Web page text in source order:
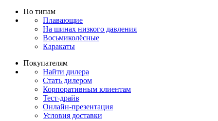
По типам
Плавающие
На шинах низкого давления
Восьмиколёсные
Каракаты
Покупателям
Найти дилера
Стать дилером
Корпоративным клиентам
Тест-драйв
Онлайн-презентация
Условия доставки